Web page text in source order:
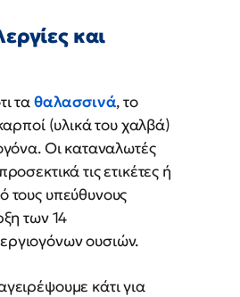
και
ταθαλασσινά, το
(υλικά του χαλβά)
Οι καταναλωτές
τις ετικέτες ή
τους υπεύθυνους
των 14
ουσιών.
κάτι για